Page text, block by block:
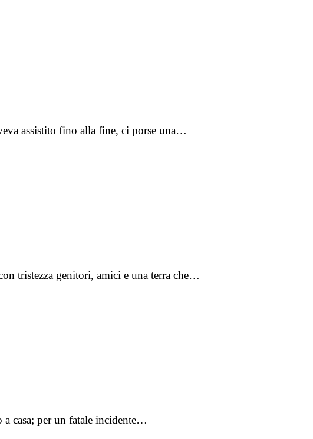
assistito fino alla fine, ci porse una…
tristezza genitori, amici e una terra che…
casa; per un fatale incidente…